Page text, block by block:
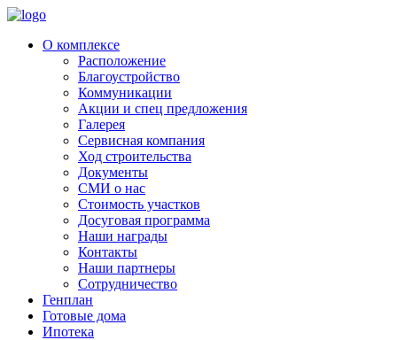
О комплексе
Расположение
Благоустройство
Коммуникации
Акции и спец предложения
Галерея
Сервисная компания
Ход строительства
Документы
СМИ о нас
Стоимость участков
Досуговая программа
Наши награды
Контакты
Наши партнеры
Сотрудничество
Генплан
Готовые дома
Ипотека